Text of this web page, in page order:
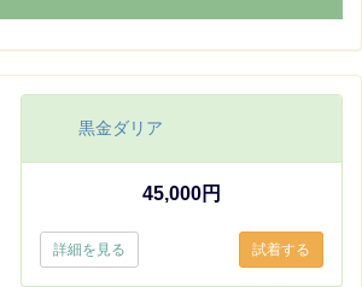
黒金ダリア
45,000円
詳細を見る